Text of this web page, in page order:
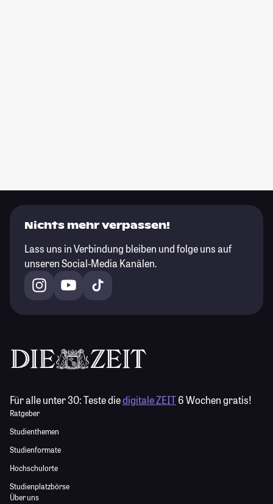
Nichts mehr verpassen!
Lass uns in Verbindung bleiben und folge uns auf
unseren Social-Media Kanälen.
Für alle unter 30:Teste diedigitale ZEIT6 Wochen gratis!
Ratgeber
Studienthemen
Studienformate
Hochschulorte
Studienplatzbörse
Über uns